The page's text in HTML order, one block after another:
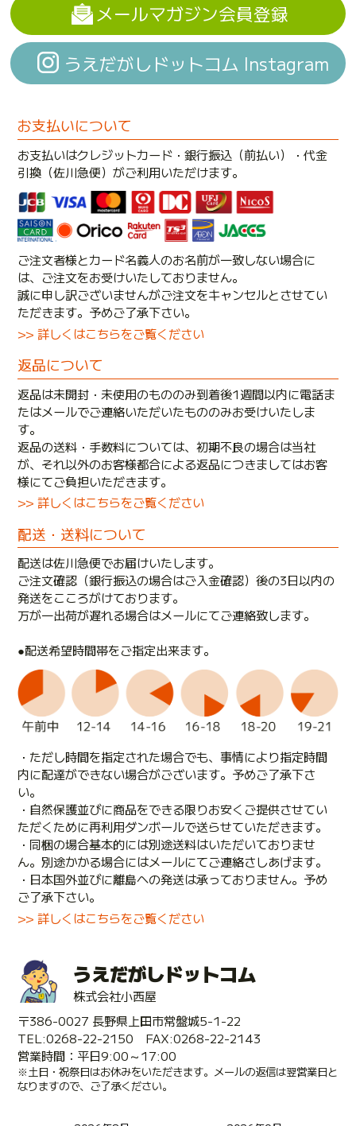
メールマガジン会員登録
うえだがしドットコム Instagram
お支払いについて
お支払いはクレジットカード・銀行振込（前払い）・代金
引換（佐川急便）がご利用いただけます。
ご注文者様とカード名義人のお名前が一致しない場合に
は、ご注文をお受けいたしておりません。
誠に申し訳ございませんがご注文をキャンセルとさせてい
ただきます。予めご了承下さい。
>> 詳しくはこちらをご覧ください
返品について
返品は未開封・未使用のもののみ到着後1週間以内に電話ま
たはメールでご連絡いただいたもののみお受けいたしま
す。
返品の送料・手数料については、初期不良の場合は当社
が、それ以外のお客様都合による返品につきましてはお客
様にてご負担いただきます。
>> 詳しくはこちらをご覧ください
配送・送料について
配送は佐川急便でお届けいたします。
ご注文確認（銀行振込の場合はご入金確認）後の3日以内の
発送をこころがけております。
万が一出荷が遅れる場合はメールにてご連絡致します。
●配送希望時間帯をご指定出来ます。
・ただし時間を指定された場合でも、事情により指定時間
内に配達ができない場合がございます。予めご了承下さ
い。
・自然保護並びに商品をできる限りお安くご提供させてい
ただくために再利用ダンボールで送らせていただきます。
・同梱の場合基本的には別途送料はいただいておりませ
ん。別途かかる場合にはメールにてご連絡さしあげます。
・日本国外並びに離島への発送は承っておりません。予め
ご了承下さい。
>> 詳しくはこちらをご覧ください
うえだがしドットコム
株式会社小西屋
〒386-0027 長野県上田市常盤城5-1-22
TEL:0268-22-2150 FAX:0268-22-2143
営業時間：平日9:00～17:00
※土日・祝祭日はお休みをいただきます。メールの返信は翌営業日と
なりますので、ご了承ください。